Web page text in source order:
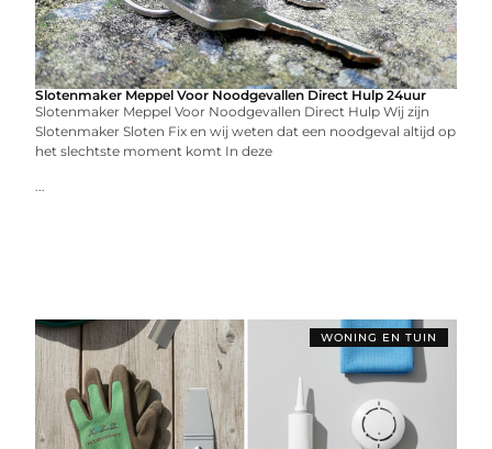
Slotenmaker Meppel Voor Noodgevallen Direct Hulp 24uur
Slotenmaker Meppel Voor Noodgevallen Direct Hulp Wij zijn
Slotenmaker Sloten Fix en wij weten dat een noodgeval altijd op
het slechtste moment komt In deze
...
WONING EN TUIN